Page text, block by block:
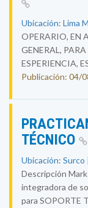
Ubicación: Lima
OPERARIO, EN
GENERAL,
ESPERIENCIA,
Publicación: 04/
TÉCNICO
Ubicación:
Descripción
integradora de
para SOPORTE